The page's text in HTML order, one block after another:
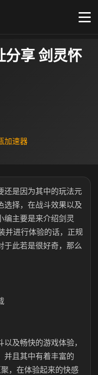
分享 剑灵怀
加速器
还是因为其中的玩法元
选择，在战斗效果以及
编主要是来介绍剑灵
并进行体验的话，正规
于此若是很好奇，那么
及畅快的游戏体验，
并且其中有着丰富的
，在体验起来的快感